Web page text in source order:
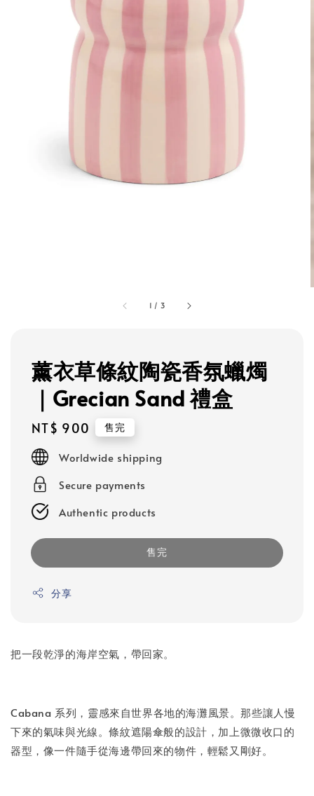
1 / 3
薰衣草條紋陶瓷香氛蠟燭
｜Grecian Sand 禮盒
Regular
price
NT$ 900 售完
Worldwide shipping
Secure payments
Authentic products
售完
分享
把一段乾淨的海岸空氣，帶回家。
Cabana 系列，靈感來自世界各地的海灘風景。那些讓人慢
下來的氣味與光線。條紋遮陽傘般的設計，加上微微收口的
器型，像一件隨手從海邊帶回來的物件，輕鬆又剛好。